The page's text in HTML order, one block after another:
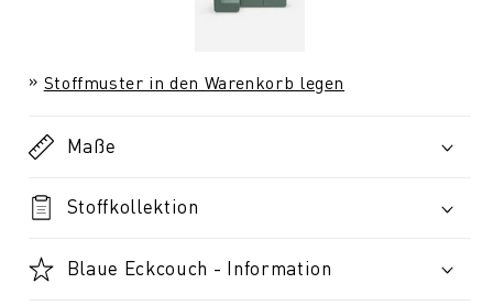
Stoffmuster in den Warenkorb legen
Maße
Stoffkollektion
Blaue Eckcouch - Information